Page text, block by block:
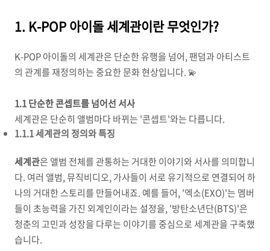
1. K-POP 아이돌 세계관이란 무엇인가?
K-POP 아이돌의 세계관은 단순한 유행을 넘어, 팬덤과 아티스트
의 관계를 재정의하는 중요한 문화 현상입니다. 💫
1.1 단순한 콘셉트를 넘어선 서사
세계관은 단순히 앨범마다 바뀌는 '콘셉트'와는 다릅니다.
1.1.1 세계관의 정의와 특징
세계관은 앨범 전체를 관통하는 거대한 이야기와 서사를 의미합니
다. 여러 앨범, 뮤직비디오, 가사들이 서로 유기적으로 연결되어 하
나의 거대한 스토리를 만들어내죠. 예를 들어, '엑소(EXO)'는 멤버
들이 초능력을 가진 외계인이라는 설정을, '방탄소년단(BTS)'은
청춘의 고민과 성장을 다루는 이야기를 중심으로 세계관을 구축했
습니다.